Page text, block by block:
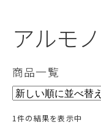
アルモ
商品一覧
1件の結果を表示中